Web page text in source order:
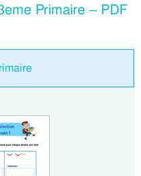
Primaire – PDF